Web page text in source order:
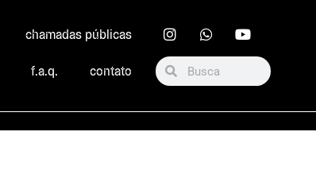
chamadas públicas
f.a.q. contato